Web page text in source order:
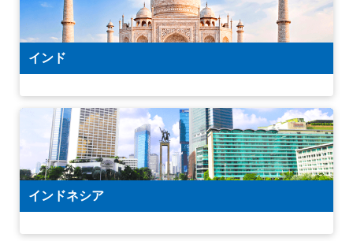
インド
インドネシア